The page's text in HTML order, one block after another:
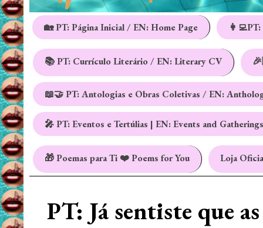
🏡 PT: Página Inicial / EN: Home Page
📚 PT: Currículo Literário / EN: Literary CV
📖🤝 PT: Antologias e Obras Coletivas / EN:
🎤 PT: Eventos e Tertúlias | EN: Events and Gatherings
🎁 Poemas para Ti ❤️ Poems for You Loja
PT: Já sentiste que